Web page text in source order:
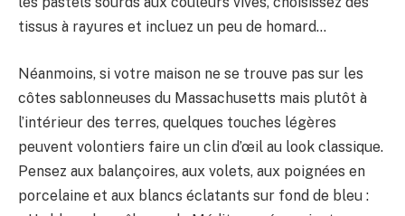
tissus à rayures et incluez un peu de homard…
Néanmoins, si votre maison ne se trouve pas sur les
côtes sablonneuses du Massachusetts mais plutôt à
l’intérieur des terres, quelques touches légères
peuvent volontiers faire un clin d’œil au look classique.
Pensez aux balançoires, aux volets, aux poignées en
porcelaine et aux blancs éclatants sur fond de bleu :